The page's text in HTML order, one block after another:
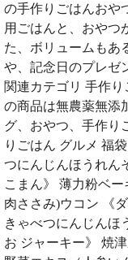
の手作りごはんおや
用ごはんと、おやつ
た、ボリュームもあ
や、記念日のプレゼ
関連カテゴリ 手作
の商品は無農薬無添
グ、おやつ、手作り
りごはん グルメ 福
つにんじんほうれん
こまん》 薄力粉ベ
肉ささみ)ウコン 《
きゃべつにんじんほ
お ジャーキー》 焼